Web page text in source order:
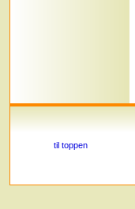
til toppen